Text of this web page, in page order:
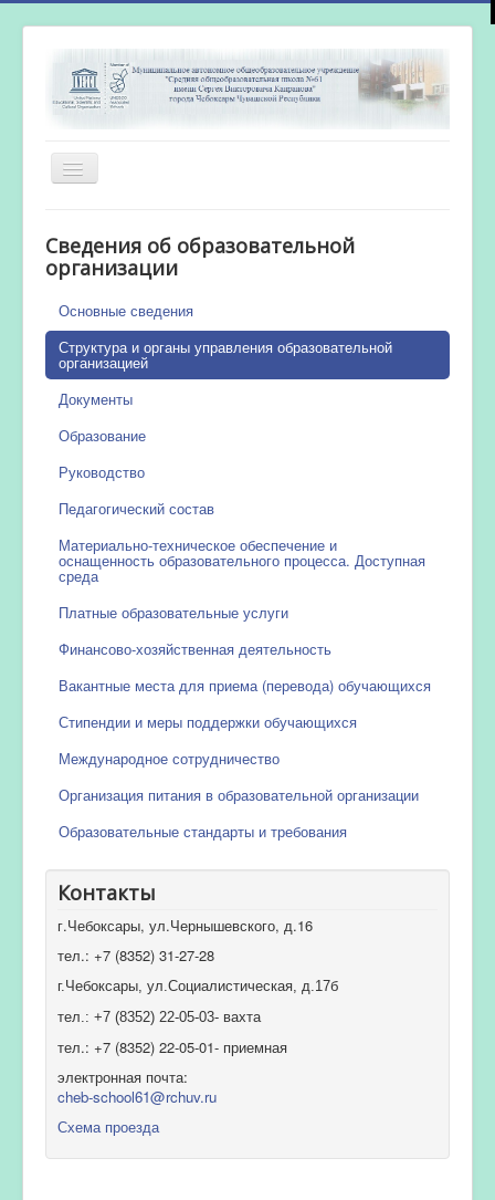
Включить/
выключить
Новости
Работа бассейна
Сведения об образовательной
организации
Основные сведения
Структура и органы управления образовательной
организацией
Документы
Образование
Руководство
Педагогический состав
Материально-техническое обеспечение и
оснащенность образовательного процесса. Доступная
среда
Платные образовательные услуги
Финансово-хозяйственная деятельность
Вакантные места для приема (перевода) обучающихся
Стипендии и меры поддержки обучающихся
Международное сотрудничество
Организация питания в образовательной организации
Образовательные стандарты и требования
Контакты
г.Чебоксары, ул.Чернышевского, д.16
тел.: +7 (8352) 31-27-28
г.Чебоксары, ул.Социалистическая, д.17б
тел.: +7 (8352) 22-05-03- вахта
тел.: +7 (8352) 22-05-01- приемная
электронная почта:
cheb-school61@rchuv.ru
Схема проезда